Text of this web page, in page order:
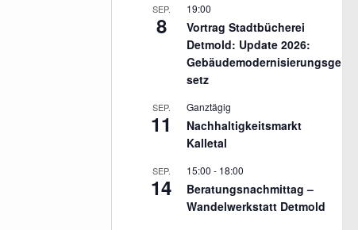
SEP.
8
19:00
Vortrag Stadtbücherei
Detmold: Update 2026:
Gebäudemodernisierungsge
setz
SEP.
11
Ganztägig
Nachhaltigkeitsmarkt
Kalletal
SEP.
14
15:00 - 18:00
Beratungsnachmittag –
Wandelwerkstatt Detmold